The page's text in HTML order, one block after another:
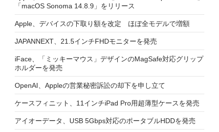
「macOS Sonoma 14.8.9」をリリース
Apple、デバイスの下取り額を改定 ほぼ全モデルで増額
JAPANNEXT、21.5インチFHDモニターを発売
iFace、「ミッキーマウス」デザインのMagSafe対応グリップ
ホルダーを発売
OpenAI、Appleの営業秘密訴訟の却下を申し立て
ケースフィニット、11インチiPad Pro用超薄型ケースを発売
アイオーデータ、USB 5Gbps対応のポータブルHDDを発売